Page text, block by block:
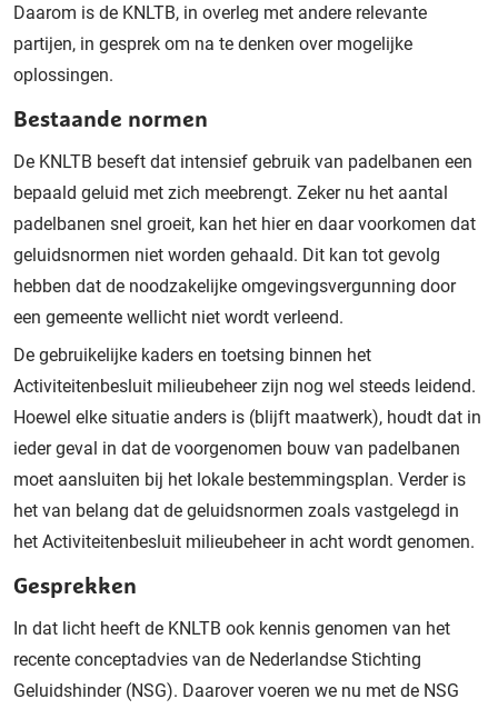
Daarom is de KNLTB, in overleg met andere relevante
partijen, in gesprek om na te denken over mogelijke
oplossingen.
Bestaande normen
De KNLTB beseft dat intensief gebruik van padelbanen een
bepaald geluid met zich meebrengt. Zeker nu het aantal
padelbanen snel groeit, kan het hier en daar voorkomen dat
geluidsnormen niet worden gehaald. Dit kan tot gevolg
hebben dat de noodzakelijke omgevingsvergunning door
een gemeente wellicht niet wordt verleend.
De gebruikelijke kaders en toetsing binnen het
Activiteitenbesluit milieubeheer zijn nog wel steeds leidend.
Hoewel elke situatie anders is (blijft maatwerk), houdt dat in
ieder geval in dat de voorgenomen bouw van padelbanen
moet aansluiten bij het lokale bestemmingsplan. Verder is
het van belang dat de geluidsnormen zoals vastgelegd in
het Activiteitenbesluit milieubeheer in acht wordt genomen.
Gesprekken
In dat licht heeft de KNLTB ook kennis genomen van het
recente conceptadvies van de Nederlandse Stichting
Geluidshinder (NSG). Daarover voeren we nu met de NSG